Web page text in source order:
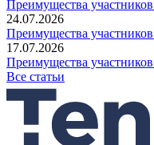
Преимущества
24.07.2026
Преимущества
17.07.2026
Преимущества
Все статьи